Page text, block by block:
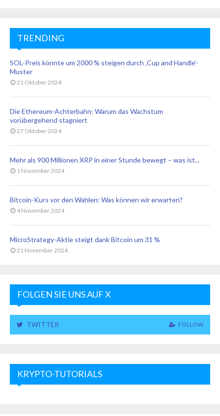
TRENDING
SOL-Preis könnte um 2000 % steigen durch ‚Cup and Handle‘-
Muster
21 Oktober 2024
Die Ethereum-Achterbahn: Warum das Wachstum
vorübergehend stagniert
27 Oktober 2024
Mehr als 900 Millionen XRP in einer Stunde bewegt – was ist...
1 November 2024
Bitcoin-Kurs vor den Wahlen: Was können wir erwarten?
4 November 2024
MicroStrategy-Aktie steigt dank Bitcoin um 31 %
21 November 2024
FOLGEN SIE UNS AUF X
TWITTER FOLLOW
KRYPTO-TUTORIALS